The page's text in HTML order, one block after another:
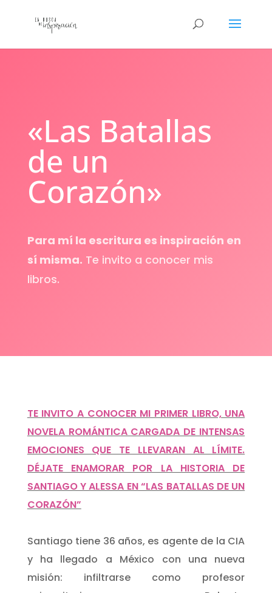
«Las Batallas
de un
Corazón»
Para mí la escritura es inspiración en
sí misma. Te invito a conocer mis
libros.
TE INVITO A CONOCER MI PRIMER LIBRO, UNA
NOVELA ROMÁNTICA CARGADA DE INTENSAS
EMOCIONES QUE TE LLEVARAN AL LÍMITE.
DÉJATE ENAMORAR POR LA HISTORIA DE
SANTIAGO Y ALESSA EN “LAS BATALLAS DE UN
CORAZÓN”
Santiago tiene 36 años, es agente de la CIA
y ha llegado a México con una nueva
misión: infiltrarse como profesor